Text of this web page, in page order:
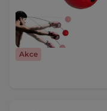
Akce